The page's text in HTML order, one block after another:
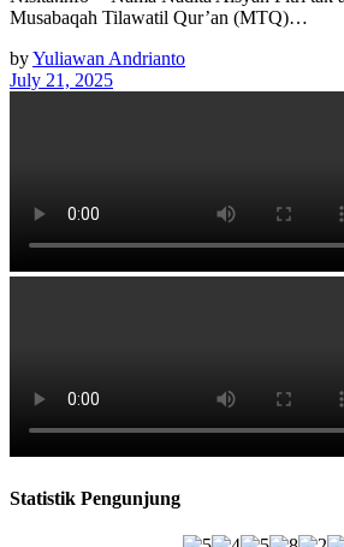
Musabaqah Tilawatil Qur’an (MTQ)…
byYuliawan Andrianto
July 21, 2025
Statistik Pengunjung